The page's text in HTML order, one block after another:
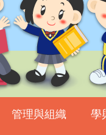
管理與組織 學